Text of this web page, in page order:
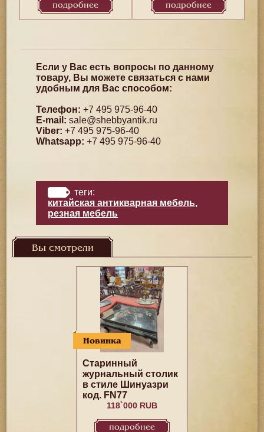
подробнее подробнее
Если у Вас есть вопросы по данному
товару, Вы можете связаться с нами
удобным для Вас способом:
Телефон: +7 495 975-96-40
E-mail: sale@shebbyantik.ru
Viber: +7 495 975-96-40
Whatsapp: +7 495 975-96-40
теги:
китайская антикварная мебель,
резная мебель
Вы смотрели
Новинка
Старинный
журнальный столик
в стиле Шинуазри
код. FN77
118`000 RUB
подробнее